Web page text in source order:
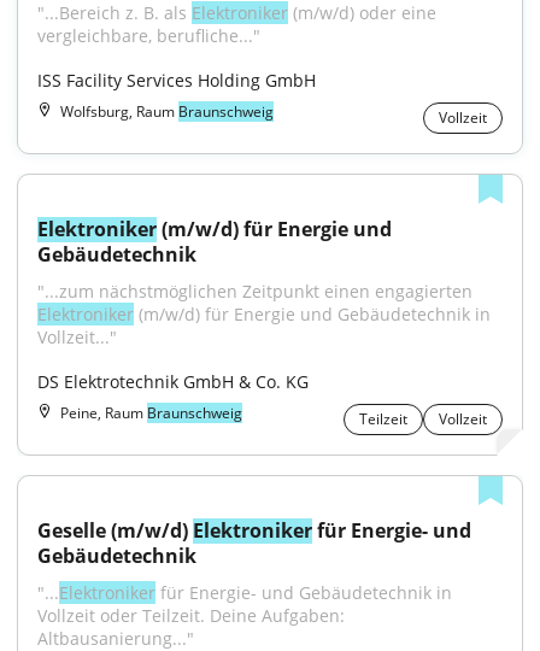
"...Bereich z. B. als Elektroniker (m/w/d) oder eine
vergleichbare, berufliche..."
ISS Facility Services Holding GmbH
Wolfsburg, Raum Braunschweig Vollzeit
Elektroniker (m/w/d) für Energie und
Gebäudetechnik
Elektroniker (m/w/d) für Energie und Gebäudetechnik in
Vollzeit..."
DS Elektrotechnik GmbH & Co. KG
Peine, Raum Braunschweig Teilzeit Vollzeit
Geselle (m/w/d) Elektroniker für Energie- und
Gebäudetechnik
"...Elektroniker für Energie- und Gebäudetechnik in
Vollzeit oder Teilzeit. Deine Aufgaben:
Altbausanierung..."